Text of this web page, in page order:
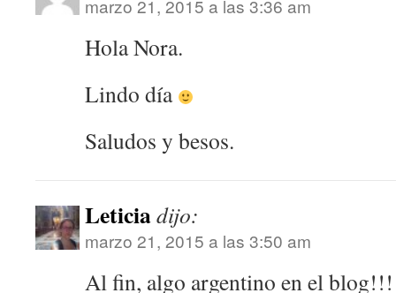
marzo 21, 2015 a las 3:36 am
Hola Nora.
Lindo día
Saludos y besos.
Leticiadijo:
marzo 21, 2015 a las 3:50 am
Al fin, algo argentino en el